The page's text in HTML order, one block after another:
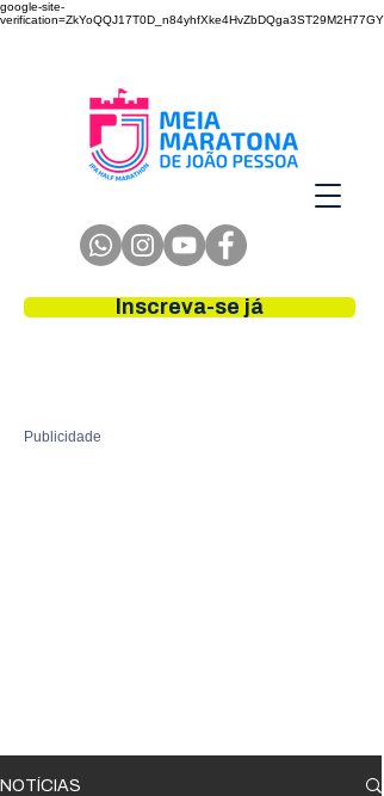
google-site-
verification=ZkYoQQJ17T0D_n84yhfXke4HvZbDQga3ST29M2H77GY
Inscreva-se já
Publicidade
NOTÍCIAS